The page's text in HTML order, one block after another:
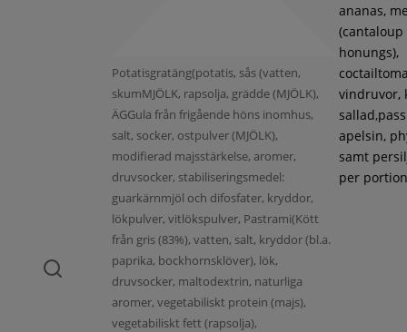
Potatisgratäng(potatis, sås (vatten,
skumMJÖLK, rapsolja, grädde (MJÖLK),
ÄGGula från frigående höns inomhus,
salt, socker, ostpulver (MJÖLK),
modifierad majsstärkelse, aromer,
druvsocker, stabiliseringsmedel:
guarkärnmjöl och difosfater, kryddor,
lökpulver, vitlökspulver, Pastrami(Kött
från gris (83%), vatten, salt, kryddor (bl.a.
paprika, bockhornsklöver), lök,
druvsocker, maltodextrin, naturliga
aromer, vegetabiliskt protein (majs),
vegetabiliskt fett (rapsolja),
ananas,
(cantaloup
honungs),
vindruvor,
apelsin,
samt
per